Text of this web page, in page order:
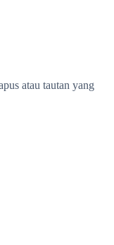
atau tautan yang